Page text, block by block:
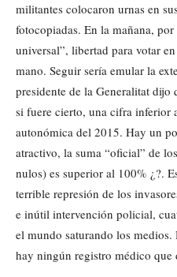
militantes colocaron urnas en
fotocopiadas. En la mañana,
universal”, libertad para votar
mano. Seguir sería emular la
presidente de la Generalitat
si fuere cierto, una cifra inferior
autonómica del 2015. Hay un
atractivo, la suma “oficial” de
nulos) es superior al 100% ¿?.
terrible represión de los
e inútil intervención policial,
el mundo saturando los
hay ningún registro médico que